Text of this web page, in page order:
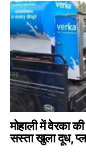
मोहाली में वेरका
सस्ता खुला दूध,